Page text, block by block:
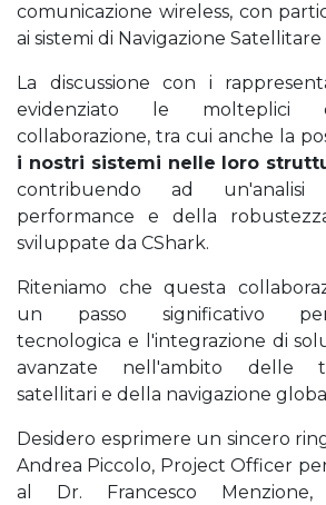
comunicazione wireless, con
ai sistemi di Navigazione Satellitare
La discussione con i
evidenziato le molteplici
collaborazione, tra cui anche la
i nostri sistemi nelle loro
contribuendo ad un'analisi
performance e della
sviluppate da CShark.
Riteniamo che questa
un passo significativo per
tecnologica e l'integrazione di
avanzate nell'ambito delle
satellitari e della navigazione
Desidero esprimere un sincero
Andrea Piccolo, Project Officer
al Dr. Francesco Menzione,